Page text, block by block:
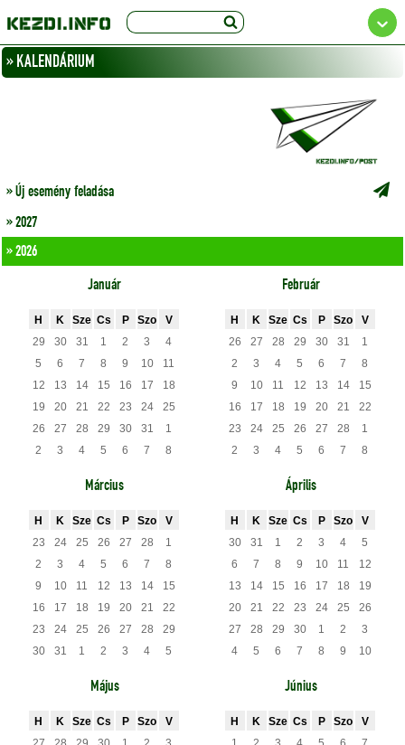
» KALENDÁRIUM
» Új esemény feladása
» 2027
» 2026
Január
H K Sze Cs P Szo
V
29
30 31 1 2 3
4
5
6 7 8 9 10
11
12
13 14 15 16 17
18
19
20 21 22 23 24
25
26
27 28 29 30 31
1
2
3 4 5 6 7 8
Február
H K Sze Cs P Szo
V
26
27 28 29 30 31
1
2
3 4 5 6 7
8
9
10 11 12 13 14
15
16
17 18 19 20 21
22
23
24 25 26 27 28
1
2
3 4 5 6 7 8
Március
H K Sze Cs P Szo
V
23
24 25 26 27 28
1
2
3 4 5 6 7
8
9
10 11 12 13 14
15
16
17 18 19 20 21
22
23
24 25 26 27 28
29
30
31 1 2 3 4 5
Április
H K Sze Cs P Szo
V
30
31 1 2 3 4
5
6
7 8 9 10 11
12
13
14 15 16 17 18
19
20
21 22 23 24 25
26
27
28 29 30 1 2
3
4
5 6 7 8 9 10
Május
H K Sze Cs P Szo
V
Június
H K Sze Cs P Szo
V